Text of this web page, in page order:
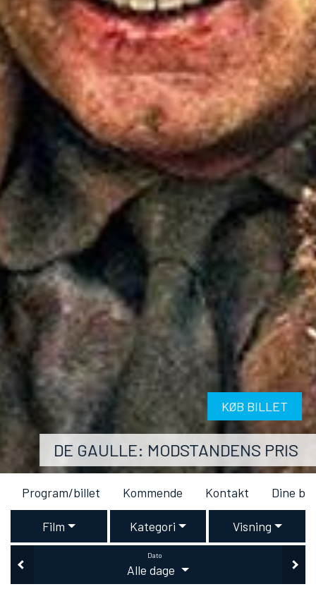
DE GAULLE: MODSTANDENS PRIS
KØB BILLET
Program/billet Kommende Kontakt Dine
Film Kategori Visning
Dato
Alle dage